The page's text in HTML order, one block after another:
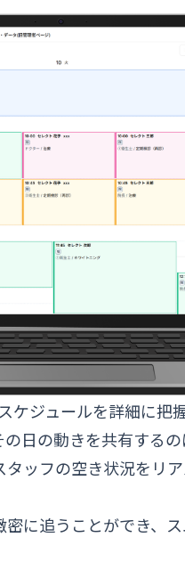
ジュールを詳細に把
日の動きを共有するの
ッフの空き状況をリ
に追うことができ、